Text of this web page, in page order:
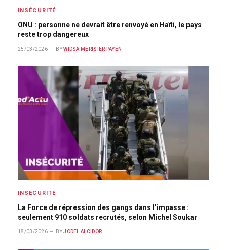
INSÉCURITÉ
ONU : personne ne devrait être renvoyé en Haïti, le pays
reste trop dangereux
25/03/2026 BY WIDSA MÉRISIER PAYEN
INSÉCURITÉ
La Force de répression des gangs dans l’impasse :
seulement 910 soldats recrutés, selon Michel Soukar
18/03/2026 BY JODEL ALCIDOR